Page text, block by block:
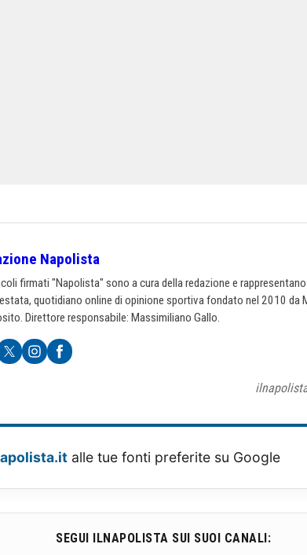
Napolista
firmati "Napolista" sono a cura della redazione e
quotidiano online di opinione sportiva fondato nel 2010 da
Direttore responsabile: Massimiliano Gallo.
alle tue fonti preferite su Google
SEGUI ILNAPOLISTA SUI SUOI CANALI: